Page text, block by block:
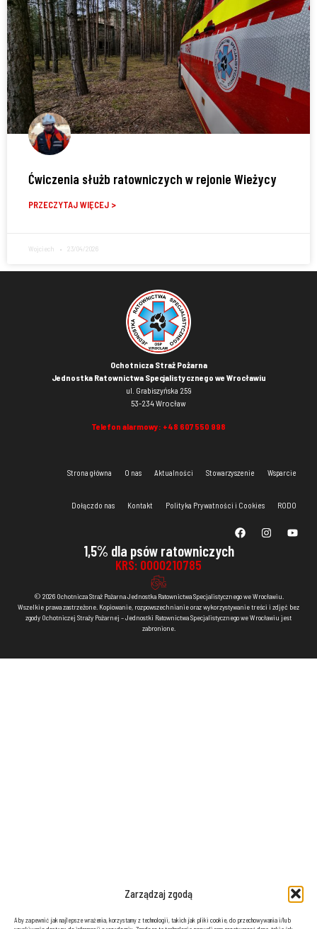
Zarządzaj zgodą
Aby zapewnić jak najlepsze wrażenia, korzystamy z technologii, takich jak pliki cookie, do przechowywania i/lub
Ćwiczenia służb ratowniczych w rejonie Wieżycy
PRZECZYTAJ WIĘCEJ >
Wojciech 23/04/2026
Ochotnicza Straż Pożarna
Jednostka Ratownictwa Specjalistycznego we Wrocławiu
ul. Grabiszyńska 259
53-234 Wrocław
Telefon alarmowy: +48 607 550 998
Strona główna O nas Aktualności Stowarzyszenie Wsparcie
Dołącz do nas Kontakt Polityka Prywatności i Cookies RODO
1,5% dla psów ratowniczych
KRS: 0000210785
© 2026 Ochotnicza Straż Pożarna Jednostka Ratownictwa Specjalistycznego we Wrocławiu.
Wszelkie prawa zastrzeżone. Kopiowanie, rozpowszechnianie oraz wykorzystywanie treści i zdjęć bez
zgody Ochotniczej Straży Pożarnej – Jednostki Ratownictwa Specjalistycznego we Wrocławiu jest
zabronione.